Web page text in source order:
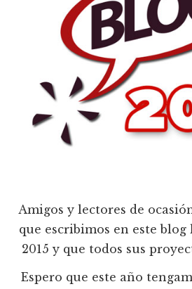
Amigos y lectores de
que escribimos en este
2015 y que todos sus
Espero que este año